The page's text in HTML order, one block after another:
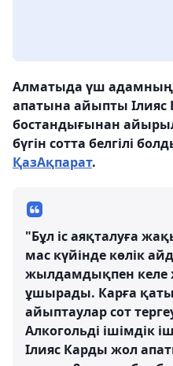
Алматыда үш адамның
апатына айыпты Ілияс
бостандығынан
бүгін сотта белгілі
ҚазАқпарат.
"Бұл іс аяқталуға
мас күйінде көлік
жылдамдықпен келе
ұшырады. Карға
айыптаулар сот
Алкогольді ішімдік
Ілияс Карды жол